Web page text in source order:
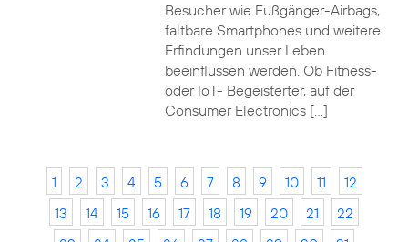
Besucher wie Fußgänger-Airbags,
faltbare Smartphones und weitere
Erfindungen unser Leben
beeinflussen werden. Ob Fitness-
oder IoT- Begeisterter, auf der
Consumer Electronics […]
1 2 3 4 5 6 7 8 9 10 11
12
13
14 15 16 17 18 19 20 21
22